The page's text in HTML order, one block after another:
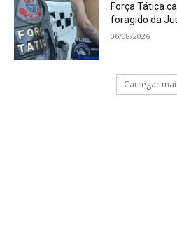
Força Tática
foragido da
06/08/2026
Carregar